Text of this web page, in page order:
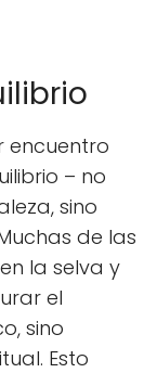
encuentro
– no
sino
de las
la selva y
el
sino
Esto